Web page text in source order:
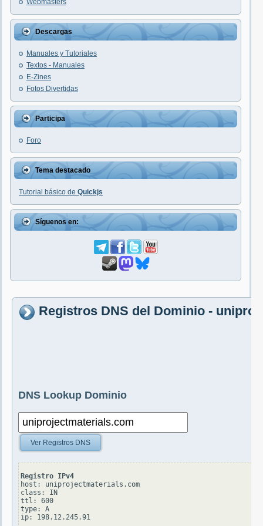
Webmasters
Descargas
Manuales y Tutoriales
Textos - Manuales
E-Zines
Fotos Divertidas
Participa
Foro
Tema destacado
Tutorial básico de Quickjs
Síguenos en:
Registros DNS del Dominio -
DNS Lookup Dominio
Ver Registros DNS
Registro IPv4
host: uniprojectmaterials.com
class: IN
ttl: 600
type: A